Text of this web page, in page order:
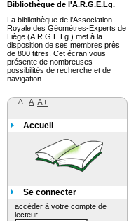
Bibliothèque de l'A.R.G.E.Lg.
La bibliothèque de l'Association
Royale des Géomètres-Experts de
Liège (A.R.G.E.Lg.) met à la
disposition de ses membres près
de 800 titres. Cet écran vous
présente de nombreuses
possibilités de recherche et de
navigation.
A- A A+
Accueil
Se connecter
accéder à votre compte de
lecteur